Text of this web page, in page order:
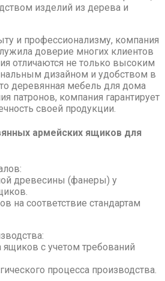
изделий из дерева и
и профессионализму, компания
доверие многих клиентов
отличаются не только высоким
дизайном и удобством в
деревянная мебель для дома
патронов, компания гарантирует
своей продукции.
армейских ящиков для
древесины (фанеры) у
на соответствие стандартам
ящиков с учетом требований
процесса производства.